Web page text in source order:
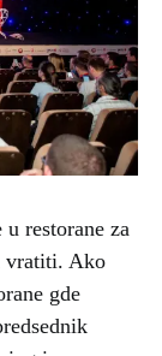
restorane za
vratiti. Ako
gde